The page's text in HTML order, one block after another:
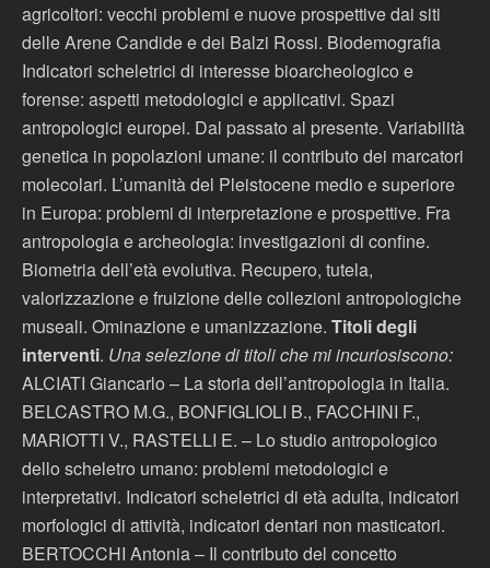
agricoltori: vecchi problemi e nuove prospettive dai siti
delle Arene Candide e dei Balzi Rossi. Biodemografia
Indicatori scheletrici di interesse bioarcheologico e
forense: aspetti metodologici e applicativi. Spazi
antropologici europei. Dal passato al presente. Variabilità
genetica in popolazioni umane: il contributo dei marcatori
molecolari. L’umanità del Pleistocene medio e superiore
in Europa: problemi di interpretazione e prospettive. Fra
antropologia e archeologia: investigazioni di confine.
Biometria dell’età evolutiva. Recupero, tutela,
valorizzazione e fruizione delle collezioni antropologiche
museali. Ominazione e umanizzazione. Titoli degli
interventi. Una selezione di titoli che mi incuriosiscono:
ALCIATI Giancarlo – La storia dell’antropologia in Italia.
BELCASTRO M.G., BONFIGLIOLI B., FACCHINI F.,
MARIOTTI V., RASTELLI E. – Lo studio antropologico
dello scheletro umano: problemi metodologici e
interpretativi. Indicatori scheletrici di età adulta, indicatori
morfologici di attività, indicatori dentari non masticatori.
BERTOCCHI Antonia – Il contributo del concetto